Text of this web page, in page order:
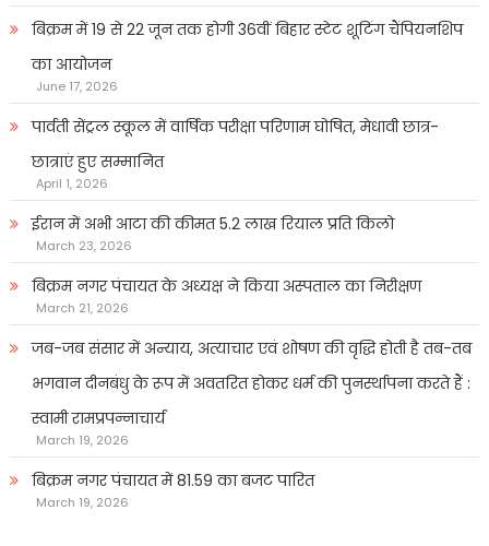
बिक्रम में 19 से 22 जून तक होगी 36वीं बिहार स्टेट शूटिंग चैंपियनशिप
का आयोजन
June 17, 2026
पार्वती सेंट्रल स्कूल में वार्षिक परीक्षा परिणाम घोषित, मेधावी छात्र-
छात्राएं हुए सम्मानित
April 1, 2026
ईरान में अभी आटा की कीमत 5.2 लाख रियाल प्रति किलो
March 23, 2026
बिक्रम नगर पंचायत के अध्यक्ष ने किया अस्पताल का निरीक्षण
March 21, 2026
जब-जब संसार में अन्याय, अत्याचार एवं शोषण की वृद्धि होती है तब-तब
भगवान दीनबंधु के रूप में अवतरित होकर धर्म की पुनर्स्थापना करते हैं :
स्वामी रामप्रपन्नाचार्य
March 19, 2026
बिक्रम नगर पंचायत में 81.59 का बजट पारित
March 19, 2026